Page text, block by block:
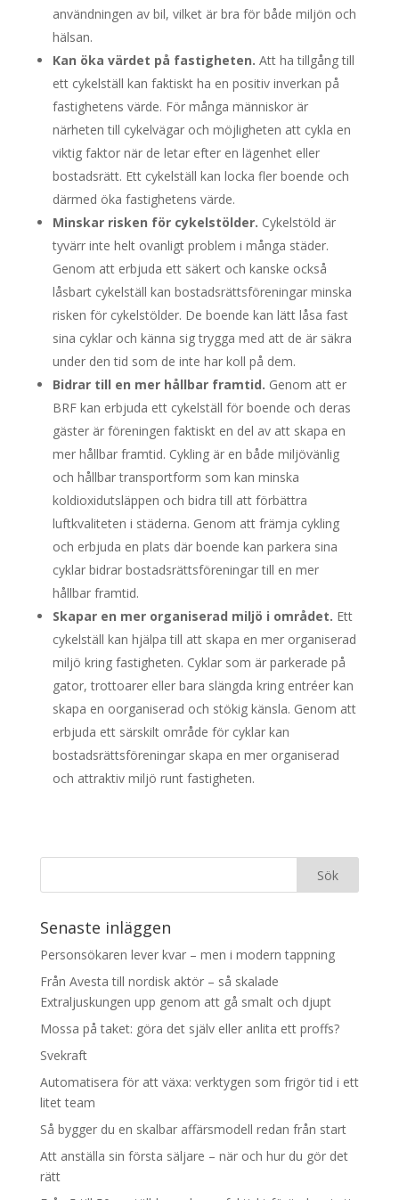
användningen av bil, vilket är bra för både miljön och
hälsan.
Kan öka värdet på fastigheten. Att ha tillgång till
ett cykelställ kan faktiskt ha en positiv inverkan på
fastighetens värde. För många människor är
närheten till cykelvägar och möjligheten att cykla en
viktig faktor när de letar efter en lägenhet eller
bostadsrätt. Ett cykelställ kan locka fler boende och
därmed öka fastighetens värde.
Minskar risken för cykelstölder. Cykelstöld är
tyvärr inte helt ovanligt problem i många städer.
Genom att erbjuda ett säkert och kanske också
låsbart cykelställ kan bostadsrättsföreningar minska
risken för cykelstölder. De boende kan lätt låsa fast
sina cyklar och känna sig trygga med att de är säkra
under den tid som de inte har koll på dem.
Bidrar till en mer hållbar framtid. Genom att er
BRF kan erbjuda ett cykelställ för boende och deras
gäster är föreningen faktiskt en del av att skapa en
mer hållbar framtid. Cykling är en både miljövänlig
och hållbar transportform som kan minska
koldioxidutsläppen och bidra till att förbättra
luftkvaliteten i städerna. Genom att främja cykling
och erbjuda en plats där boende kan parkera sina
cyklar bidrar bostadsrättsföreningar till en mer
hållbar framtid.
Skapar en mer organiserad miljö i området. Ett
cykelställ kan hjälpa till att skapa en mer organiserad
miljö kring fastigheten. Cyklar som är parkerade på
gator, trottoarer eller bara slängda kring entréer kan
skapa en oorganiserad och stökig känsla. Genom att
erbjuda ett särskilt område för cyklar kan
bostadsrättsföreningar skapa en mer organiserad
och attraktiv miljö runt fastigheten.
Senaste inläggen
Personsökaren lever kvar – men i modern tappning
Från Avesta till nordisk aktör – så skalade
Extraljuskungen upp genom att gå smalt och djupt
Mossa på taket: göra det själv eller anlita ett proffs?
Svekraft
Automatisera för att växa: verktygen som frigör tid i ett
litet team
Så bygger du en skalbar affärsmodell redan från start
Att anställa sin första säljare – när och hur du gör det
rätt